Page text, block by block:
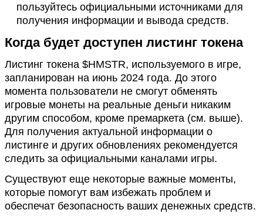
пользуйтесь официальными источниками для
получения информации и вывода средств​.
Когда будет доступен листинг токена
Листинг токена $HMSTR, используемого в игре,
запланирован на июнь 2024 года. До этого
момента пользователи не смогут обменять
игровые монеты на реальные деньги никаким
другим способом, кроме премаркета (см. выше).
Для получения актуальной информации о
листинге и других обновлениях рекомендуется
следить за официальными каналами игры​.
Существуют еще некоторые важные моменты,
которые помогут вам избежать проблем и
обеспечат безопасность ваших денежных средств.